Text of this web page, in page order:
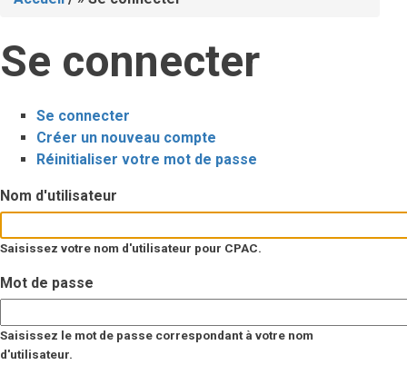
d'Ariane
Se connecter
Onglets
principaux
Se connecter
actif)
Créer un nouveau compte
Réinitialiser votre mot de passe
Nom d'utilisateur
Saisissez votre nom d'utilisateur pour CPAC.
Mot de passe
Saisissez le mot de passe correspondant à votre nom
d'utilisateur.